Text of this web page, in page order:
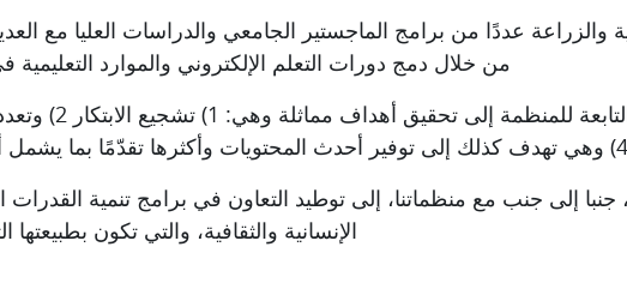
والزراعة عددًا من برامج الماجستير الجامعي والدراسات العليا مع
من خلال دمج دورات التعلم الإلكتروني والموارد
(4 وهي تهدف كذلك إلى توفير أحدث المحتويات وأكثرها تقدّمًا بما يشمل
جنبا إلى جنب مع منظماتنا، إلى توطيد التعاون في برامج تنمية
الإنسانية والثقافية، والتي تكون بطبيعتها